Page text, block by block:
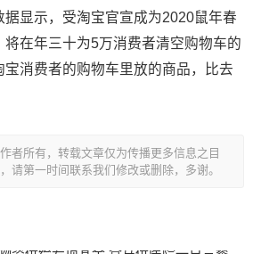
据显示，受淘宝官宣成为2020鼠年春
将在年三十为5万消费者清空购物车的
消费者的购物车里放的商品，比去
者所有，转载文章仅为传播更多信息之目
请第一时间联系我们修改或删除，多谢。